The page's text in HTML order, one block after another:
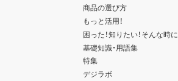
商品の選び方
もっと活用！
困った！知りたい！そんな時に
基礎知識・用語集
特集
デジラボ